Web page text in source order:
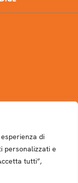
di
personalizzati e
tutti”,